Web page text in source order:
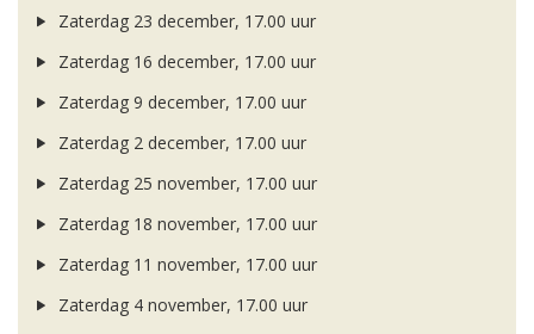
Zaterdag 23 december, 17.00 uur
Zaterdag 16 december, 17.00 uur
Zaterdag 9 december, 17.00 uur
Zaterdag 2 december, 17.00 uur
Zaterdag 25 november, 17.00 uur
Zaterdag 18 november, 17.00 uur
Zaterdag 11 november, 17.00 uur
Zaterdag 4 november, 17.00 uur